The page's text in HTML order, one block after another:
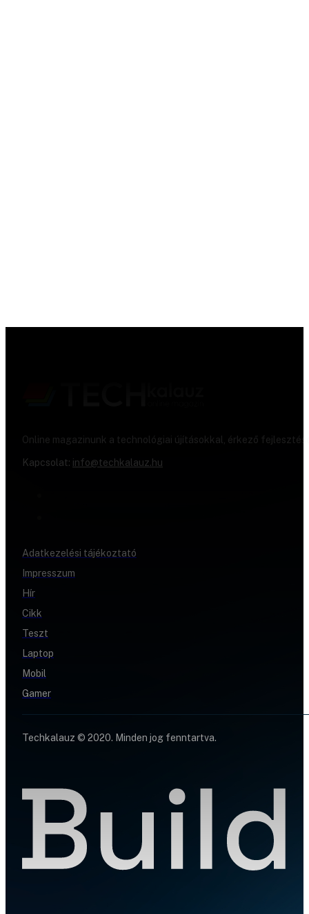
Online magazinunk a technológiai újításokkal, érkező
Kapcsolat: info@techkalauz.hu
Adatkezelési tájékoztató
Impresszum
Hír
Cikk
Teszt
Laptop
Mobil
Gamer
Techkalauz © 2020. Minden jog fenntartva.